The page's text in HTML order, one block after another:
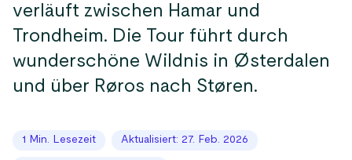
verläuft zwischen Hamar und
Trondheim. Die Tour führt durch
wunderschöne Wildnis in Østerdalen
und über Røros nach Støren.
1 Min. Lesezeit Aktualisiert: 27. Feb. 2026